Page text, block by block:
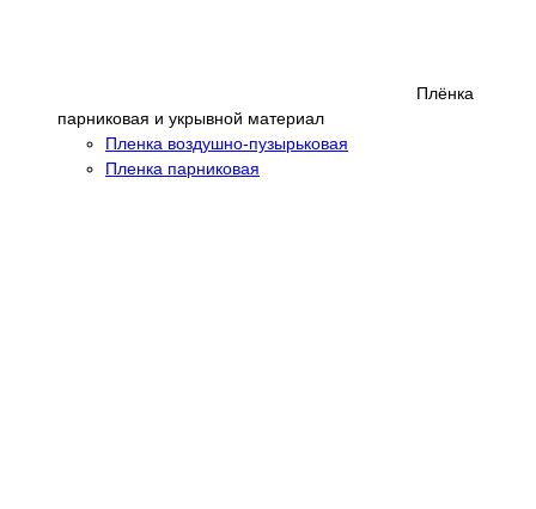
Плёнка
парниковая и укрывной материал
Пленка воздушно-пузырьковая
Пленка парниковая